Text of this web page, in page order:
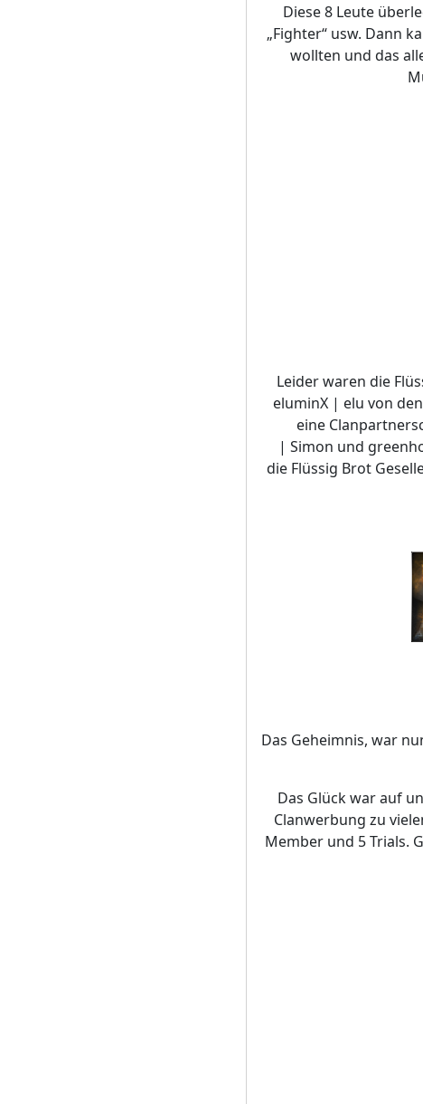
Diese 8 Leute
„Fighter“ usw. Dann
wollten und das
Leider waren die
eluminX | elu von
eine
| Simon und
die Flüssig Brot
Das Geheimnis, war
Das Glück war auf
Clanwerbung zu
Member und 5 Trials.